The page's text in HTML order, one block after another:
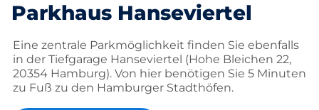
Parkhaus Hanseviertel
Eine zentrale Parkmöglichkeit finden Sie ebenfalls
in der Tiefgarage Hanseviertel (Hohe Bleichen 22,
20354 Hamburg). Von hier benötigen Sie 5 Minuten
zu Fuß zu den Hamburger Stadthöfen.